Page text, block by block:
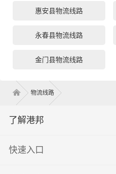
惠安县物流线路
永春县物流线路
金门县物流线路
物流线路
了解港邦
快速入口